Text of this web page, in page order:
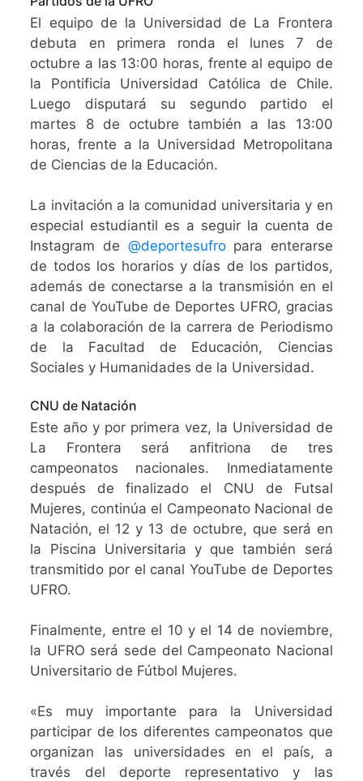
El equipo de la Universidad de La Frontera
debuta en primera ronda el lunes 7 de
octubre a las 13:00 horas, frente al equipo de
la Pontificia Universidad Católica de Chile.
Luego disputará su segundo partido el
martes 8 de octubre también a las 13:00
horas, frente a la Universidad Metropolitana
de Ciencias de la Educación.
La invitación a la comunidad universitaria y en
especial estudiantil es a seguir la cuenta de
Instagram de @deportesufropara enterarse
de todos los horarios y días de los partidos,
además de conectarse a la transmisión en el
canal de YouTube de Deportes UFRO, gracias
a la colaboración de la carrera de Periodismo
de la Facultad de Educación, Ciencias
Sociales y Humanidades de la Universidad.
CNU de Natación
Este año y por primera vez, la Universidad de
La Frontera será anfitriona de tres
campeonatos nacionales. Inmediatamente
después de finalizado el CNU de Futsal
Mujeres, continúa el Campeonato Nacional de
Natación, el 12 y 13 de octubre, que será en
la Piscina Universitaria y que también será
transmitido por el canal YouTube de Deportes
UFRO.
Finalmente, entre el 10 y el 14 de noviembre,
la UFRO será sede del Campeonato Nacional
Universitario de Fútbol Mujeres.
«Es muy importante para la Universidad
participar de los diferentes campeonatos que
organizan las universidades en el país, a
través del deporte representativo y las